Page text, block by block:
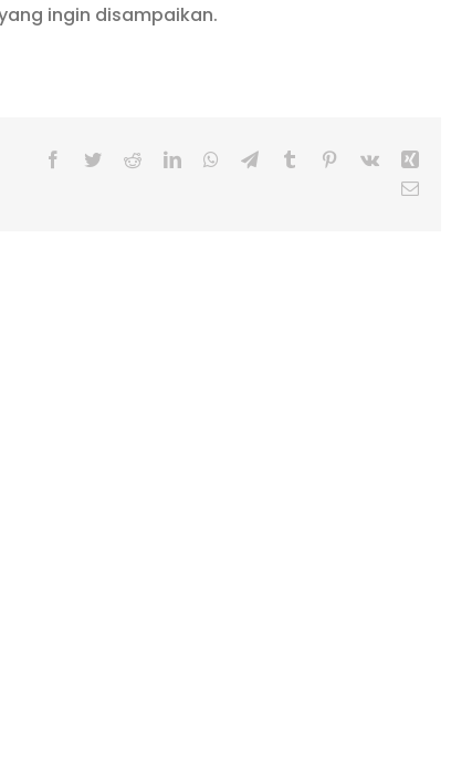
ingin disampaikan.
Facebook
TwitterRedditLinkedInWhatsApp
TelegramTumblr Pinterest
Vk
Email